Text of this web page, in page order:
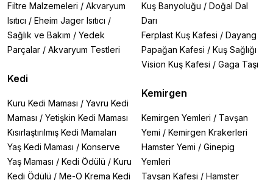
Filtre Malzemeleri / Akvaryum
Isıtıcı / Eheim Jager Isıtıcı /
Sağlık ve Bakım / Yedek
Parçalar / Akvaryum Testleri
Kedi
Kuru Kedi Maması / Yavru Kedi
Maması / Yetişkin Kedi Maması
Kısırlaştırılmış Kedi Mamaları
Yaş Kedi Maması / Konserve
Yaş Maması / Kedi Ödülü / Kuru
Kedi Ödülü / Me-O Krema Kedi
Kuş Banyoluğu / Doğal Dal
Darı
Ferplast Kuş Kafesi / Dayang
Papağan Kafesi / Kuş Sağlığı
Vision Kuş Kafesi / Gaga Taşı
Kemirgen
Kemirgen Yemleri / Tavşan
Yemi / Kemirgen Krakerleri
Hamster Yemi / Ginepig
Yemleri
Tavşan Kafesi / Hamster